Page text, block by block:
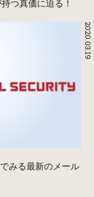
つ真価に迫る！
2020.03.19
みる最新のメール